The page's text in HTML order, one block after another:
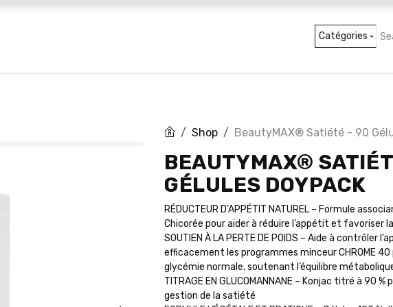
Catégories
Shop BeautyMAX® Satiété - 90
BEAUTYMAX®
GÉLULES DOYPACK
RÉDUCTEUR D’APPÉTIT NATUREL – Formule
Chicorée pour aider à réduire l’appétit et favoriser
SOUTIEN À LA PERTE DE POIDS – Aide à contrôler
efficacement les programmes minceur CHROME
glycémie normale, soutenant l’équilibre
TITRAGE EN GLUCOMANNANE – Konjac titré à 90
gestion de la satiété